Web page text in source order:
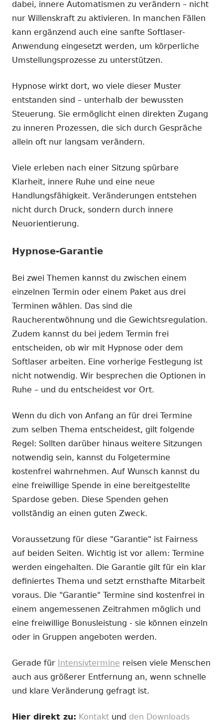
dabei, innere Automatismen zu verändern – nicht
nur Willenskraft zu aktivieren. In manchen Fällen
kann ergänzend auch eine sanfte Softlaser-
Anwendung eingesetzt werden, um körperliche
Umstellungsprozesse zu unterstützen.
Hypnose wirkt dort, wo viele dieser Muster
entstanden sind – unterhalb der bewussten
Steuerung. Sie ermöglicht einen direkten Zugang
zu inneren Prozessen, die sich durch Gespräche
allein oft nur langsam verändern.
Viele erleben nach einer Sitzung spürbare
Klarheit, innere Ruhe und eine neue
Handlungsfähigkeit. Veränderungen entstehen
nicht durch Druck, sondern durch innere
Neuorientierung.
Hypnose-Garantie
Bei zwei Themen kannst du zwischen einem
einzelnen Termin oder einem Paket aus drei
Terminen wählen. Das sind die
Raucherentwöhnung und die Gewichtsregulation.
Zudem kannst du bei jedem Termin frei
entscheiden, ob wir mit Hypnose oder dem
Softlaser arbeiten. Eine vorherige Festlegung ist
nicht notwendig. Wir besprechen die Optionen in
Ruhe – und du entscheidest vor Ort.
Wenn du dich von Anfang an für drei Termine
zum selben Thema entscheidest, gilt folgende
Regel: Sollten darüber hinaus weitere Sitzungen
notwendig sein, kannst du Folgetermine
kostenfrei wahrnehmen. Auf Wunsch kannst du
eine freiwillige Spende in eine bereitgestellte
Spardose geben. Diese Spenden gehen
vollständig an einen guten Zweck.
Voraussetzung für diese "Garantie" ist Fairness
auf beiden Seiten. Wichtig ist vor allem: Termine
werden eingehalten. Die Garantie gilt für ein klar
definiertes Thema und setzt ernsthafte Mitarbeit
voraus. Die "Garantie" Termine sind kostenfrei in
einem angemessenen Zeitrahmen möglich und
eine freiwillige Bonusleistung - sie können einzeln
oder in Gruppen angeboten werden.
Gerade für Intensivtermine reisen viele Menschen
auch aus größerer Entfernung an, wenn schnelle
und klare Veränderung gefragt ist.
Hier direkt zu: Kontakt und den Downloads